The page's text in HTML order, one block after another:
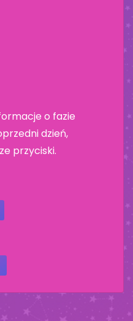
o fazie
dzień,
przyciski.